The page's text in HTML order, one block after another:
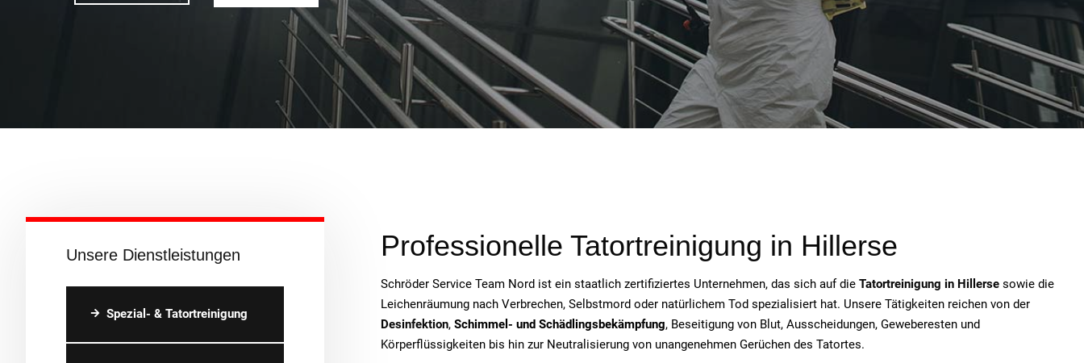
Unsere Dienstleistungen
Spezial- & Tatortreinigung
Professionelle Tatortreinigung in Hillerse
Schröder Service Team Nord ist ein staatlich zertifiziertes Unternehmen, das sich auf die Tatortreinigung in Hillerse sowie die
Leichenräumung nach Verbrechen, Selbstmord oder natürlichem Tod spezialisiert hat. Unsere Tätigkeiten reichen von der
Desinfektion, Schimmel- und Schädlingsbekämpfung, Beseitigung von Blut, Ausscheidungen, Geweberesten und
Körperflüssigkeiten bis hin zur Neutralisierung von unangenehmen Gerüchen des Tatortes.